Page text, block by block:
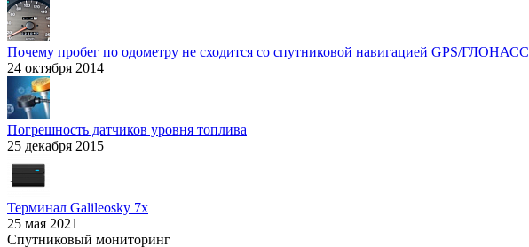
Почему пробег по одометру не сходится со спутниковой навигацией GPS/ГЛОНАСС
24 октября 2014
Погрешность датчиков уровня топлива
25 декабря 2015
Терминал Galileosky 7x
25 мая 2021
Спутниковый мониторинг